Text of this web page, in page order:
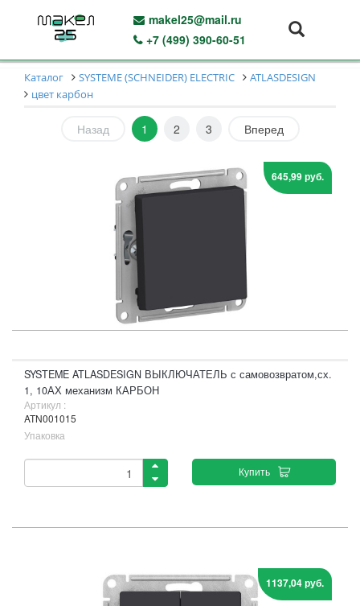
makel25@mail.ru
+7 (499) 390-60-51
Каталог SYSTEME (SCHNEIDER) ELECTRIC
ATLASDESIGN
цвет карбон
Назад 1 2 3 Вперед
645,99 руб.
SYSTEME ATLASDESIGN ВЫКЛЮЧАТЕЛЬ с самовозвратом,сх.
1, 10АХ механизм КАРБОН
Артикул :
ATN001015
Упаковка
Купить
1137,04 руб.